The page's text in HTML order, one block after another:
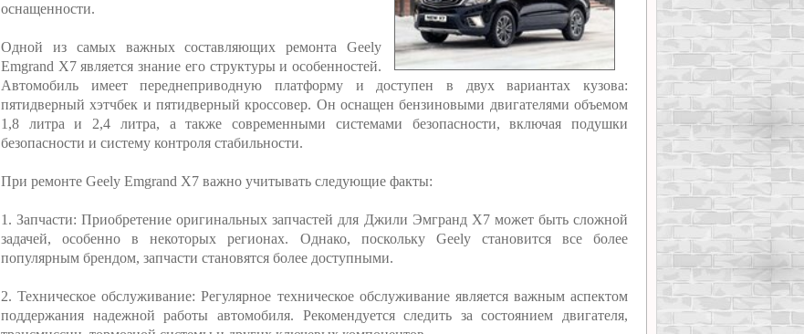
оснащенности.
Одной из самых важных составляющих ремонта Geely
Emgrand X7 является знание его структуры и особенностей.
Автомобиль имеет переднеприводную платформу и доступен в двух вариантах кузова:
пятидверный хэтчбек и пятидверный кроссовер. Он оснащен бензиновыми двигателями объемом
1,8 литра и 2,4 литра, а также современными системами безопасности, включая подушки
безопасности и систему контроля стабильности.
При ремонте Geely Emgrand X7 важно учитывать следующие факты:
1. Запчасти: Приобретение оригинальных запчастей для Джили Эмгранд Х7 может быть сложной
задачей, особенно в некоторых регионах. Однако, поскольку Geely становится все более
популярным брендом, запчасти становятся более доступными.
2. Техническое обслуживание: Регулярное техническое обслуживание является важным аспектом
поддержания надежной работы автомобиля. Рекомендуется следить за состоянием двигателя,